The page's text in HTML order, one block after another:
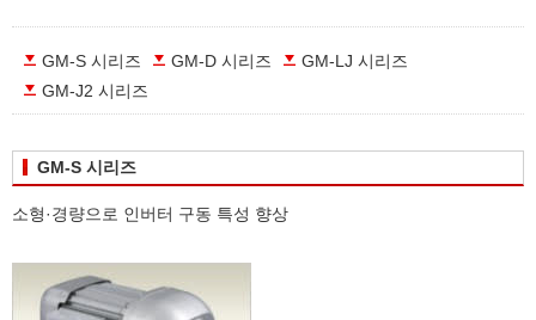
GM-S 시리즈 GM-D 시리즈
GM-LJ 시리즈
GM-J2 시리즈
GM-S 시리즈
소형·경량으로 인버터 구동 특성 향상